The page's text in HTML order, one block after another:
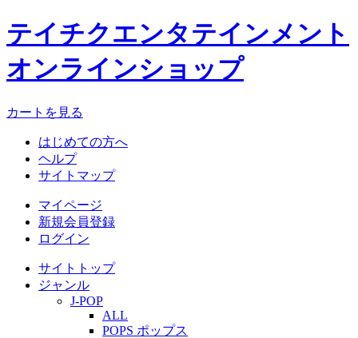
テイチクエンタテインメント
オンラインショップ
カートを見る
はじめての方へ
ヘルプ
サイトマップ
マイページ
新規会員登録
ログイン
サイトトップ
ジャンル
J-POP
ALL
POPS ポップス